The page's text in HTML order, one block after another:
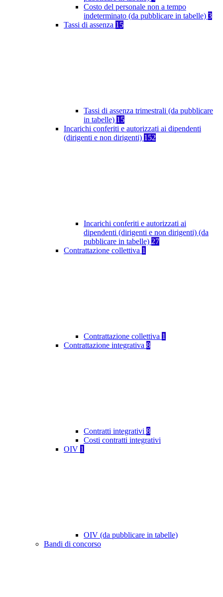
Costo del personale non a tempo
indeterminato (da pubblicare in tabelle) 3
Tassi di assenza 15
Tassi di assenza trimestrali (da pubblicare
in tabelle) 15
Incarichi conferiti e autorizzati ai dipendenti
(dirigenti e non dirigenti) 152
Incarichi conferiti e autorizzati ai
dipendenti (dirigenti e non dirigenti) (da
pubblicare in tabelle) 27
Contrattazione collettiva 1
Contrattazione collettiva 1
Contrattazione integrativa 8
Contratti integrativi 8
Costi contratti integrativi
OIV 1
OIV (da pubblicare in tabelle)
Bandi di concorso